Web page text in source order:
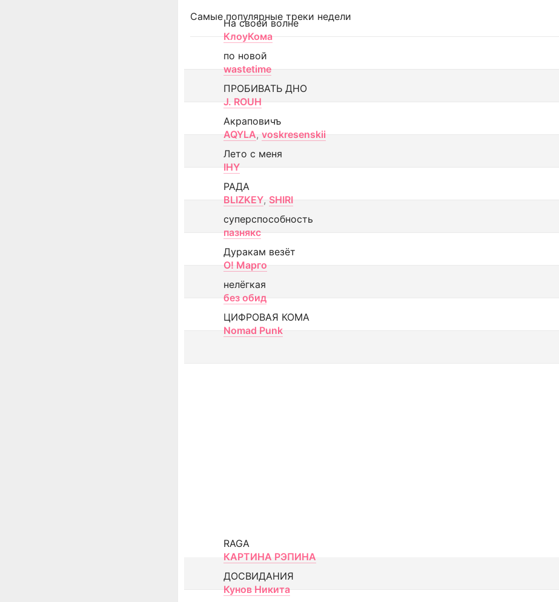
Самые популярные треки недели
На своей волне
КлоуКома
по новой
wastetime
ПРОБИВАТЬ ДНО
J. ROUH
Акраповичъ
AQYLA, voskresenskii
Лето с меня
IHY
РАДА
BLIZKEY, SHIRI
суперспособность
пазнякс
Дуракам везёт
О! Марго
нелёгкая
без обид
ЦИФРОВАЯ КОМА
Nomad Punk
RAGA
КАРТИНА РЭПИНА
ДОСВИДАНИЯ
Кунов Никита